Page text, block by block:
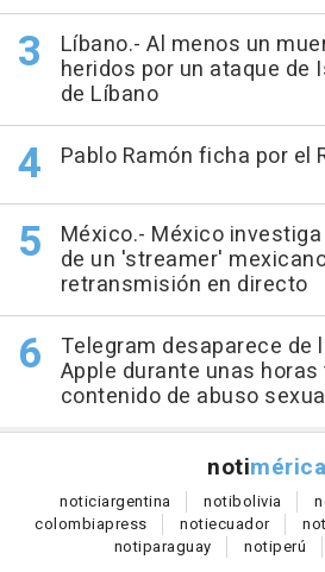
Líbano.- Al menos un
heridos por un ataque de
de Líbano
Pablo Ramón ficha por el
México.- México
de un 'streamer'
retransmisión en directo
Telegram desaparece de
Apple durante unas
contenido de abuso
notimérica
noticiargentina notibolivia
colombiapress notiecuador
notiparaguay notiperú